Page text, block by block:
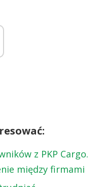
z PKP Cargo.
między firmami